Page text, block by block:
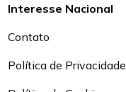
Interesse Nacional
Contato
Política de Privacidade